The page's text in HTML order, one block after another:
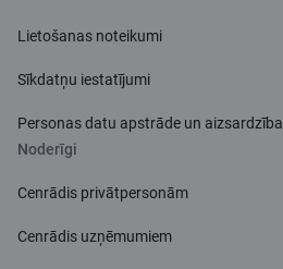
Lietošanas noteikumi
Sīkdatņu iestatījumi
Personas datu apstrāde un aizsardzība
Noderīgi
Cenrādis privātpersonām
Cenrādis uzņēmumiem